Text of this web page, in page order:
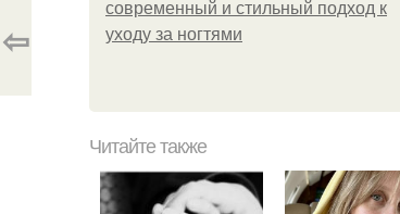
современный и стильный подход к
уходу за ногтями
⇦
Читайте также